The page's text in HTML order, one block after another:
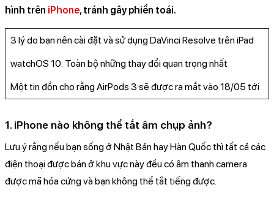
hình trên iPhone, tránh gây phiền toái.
3 lý do bạn nên cài đặt và sử dụng DaVinci Resolve trên iPad
watchOS 10: Toàn bộ những thay đổi quan trọng nhất
Một tin đồn cho rằng AirPods 3 sẽ được ra mắt vào 18/05 tới
1. iPhone nào không thể tắt âm chụp ảnh?
Lưu ý rằng nếu bạn sống ở Nhật Bản hay Hàn Quốc thì tất cả các
điện thoại được bán ở khu vực này đều có âm thanh camera
được mã hóa cứng và bạn không thể tắt tiếng được.